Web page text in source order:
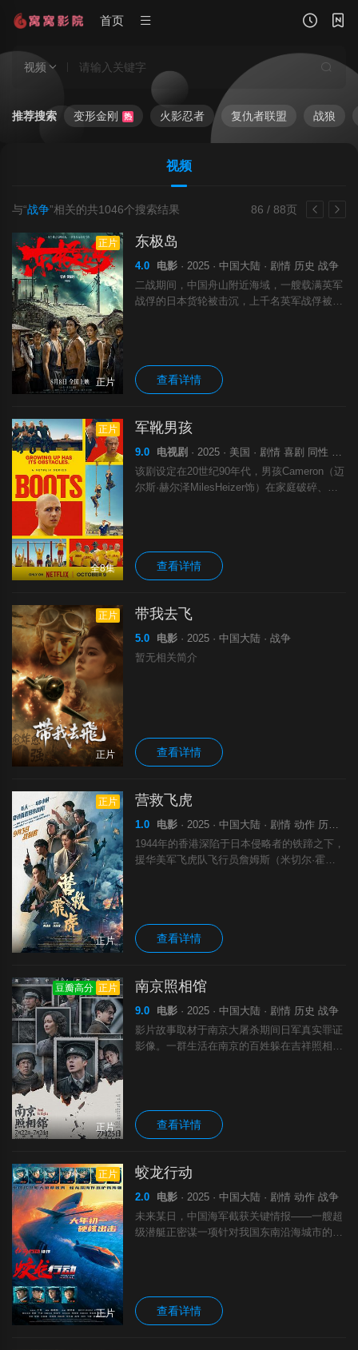
首页
视频
推荐搜索 变形金刚 热 火影忍者 复仇者联盟 战狼
视频
86 / 88页
与“战争”相关的共1046个搜索结果
正片
正片
东极岛
4.0 电影 · 2025 · 中国大陆 · 剧情 历史 战争
二战期间，中国舟山附近海域，一艘载满英军
战俘的日本货轮被击沉，上千名英军战俘被日
查看详情
正片
全8集
军靴男孩
9.0 电视剧 · 2025 · 美国 · 剧情 喜剧 同性 历史 战争
该剧设定在20世纪90年代，男孩Cameron（迈
尔斯·赫尔泽MilesHeizer饰）在家庭破碎、社
查看详情
正片
正片
带我去飞
5.0 电影 · 2025 · 中国大陆 · 战争
暂无相关简介
查看详情
正片
正片
营救飞虎
1.0 电影 · 2025 · 中国大陆 · 剧情 动作 历史 战争
1944年的香港深陷于日本侵略者的铁蹄之下，
援华美军飞虎队飞行员詹姆斯（米切尔·霍格
查看详情
豆瓣高分 正片
正片
南京照相馆
9.0 电影 · 2025 · 中国大陆 · 剧情 历史 战争
影片故事取材于南京大屠杀期间日军真实罪证
影像。一群生活在南京的百姓躲在吉祥照相馆
查看详情
正片
正片
蛟龙行动
2.0 电影 · 2025 · 中国大陆 · 剧情 动作 战争
未来某日，中国海军截获关键情报——一艘超
级潜艇正密谋一项针对我国东南沿海城市的绝
查看详情